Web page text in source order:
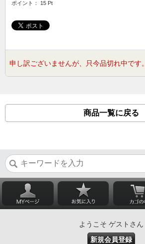
ポイント： 15 Pt
申し訳ございませんが、只今品切れ中です。
商品一覧に戻る
ようこそ ゲストさん
新規会員登録